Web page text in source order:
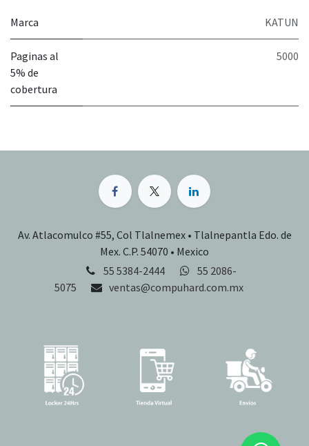
Marca KATUN
Paginas al
5% de
cobertura
5000
Av. Atlacomulco #55, Col Tlalnemex • Tlalnepantla Edo. de
Mex. C.P. 54070 • Mexico
55 5384-2444
55 2086-
5075
ventas@compuhard.com.mx